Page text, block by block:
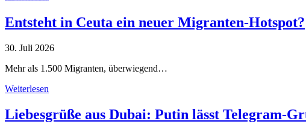
Entsteht in Ceuta ein neuer Migranten-Hotspot?
30. Juli 2026
Mehr als 1.500 Migranten, überwiegend…
Weiterlesen
Liebesgrüße aus Dubai: Putin lässt Telegram-